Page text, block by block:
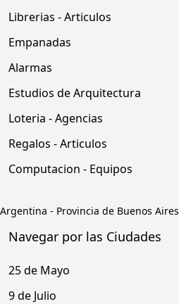
Librerias - Articulos
Empanadas
Alarmas
Estudios de Arquitectura
Loteria - Agencias
Regalos - Articulos
Computacion - Equipos
Argentina - Provincia de Buenos Aires
Navegar por las Ciudades
25 de Mayo
9 de Julio